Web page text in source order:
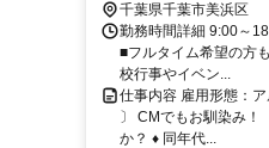
千葉県千葉市美浜区
勤務時間詳細 9:00～
■フルタイム希望の方
校行事やイベン...
仕事内容 雇用形態：ア
〕 CMでもお馴染み！
か？ ♦ 同年代...